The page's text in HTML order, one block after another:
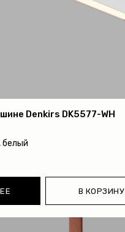
Denkirs DK5577-WH
белый
В КОРЗИНУ